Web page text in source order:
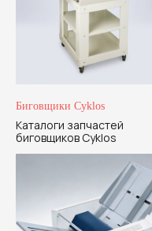
Биговщики Cyklos
Каталоги запчастей
биговщиков Cyklos
Диагностика и ремонт
Оплата и доставка
Поддержка и консультации
Наши контакты